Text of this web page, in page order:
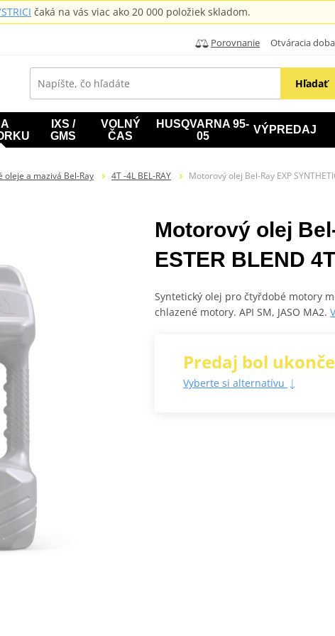
čaká na vás viac ako 20 000 položiek skladom.
Porovnanie Otváracia
Hľadať
IXS /
GMS
VOLNÝ
ČAS
HUSQVARNA 95-
05
VÝPREDAJ
oleje a mazivá Bel-Ray 4T -4L BEL-RAY Motorový olej Bel-Ray EXP
Motorový olej
ESTER BLEND
Syntetický olej pro čtyřdobé motory
chlazené motory. API SM, JASO MA2.
Predaj bol
Vyberte si alternatívu